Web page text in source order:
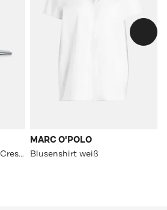
Sandaletten 'Sofisticato Cresta Pia' silber
MARC O'POLO
Blusenshirt weiß